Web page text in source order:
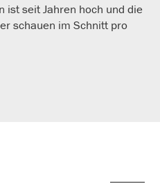
ist seit Jahren hoch und die
schauen im Schnitt pro